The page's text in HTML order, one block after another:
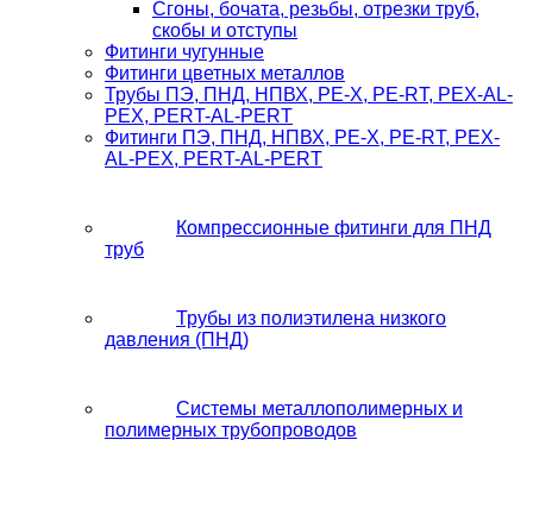
Сгоны, бочата, резьбы, отрезки труб,
скобы и отступы
Фитинги чугунные
Фитинги цветных металлов
Трубы ПЭ, ПНД, НПВХ, PE-X, PE-RT, PEX-AL-
PEX, PERT-AL-PERT
Фитинги ПЭ, ПНД, НПВХ, PE-X, PE-RT, PEX-
AL-PEX, PERT-AL-PERT
Компрессионные фитинги для ПНД
труб
Трубы из полиэтилена низкого
давления (ПНД)
Системы металлополимерных и
полимерных трубопроводов